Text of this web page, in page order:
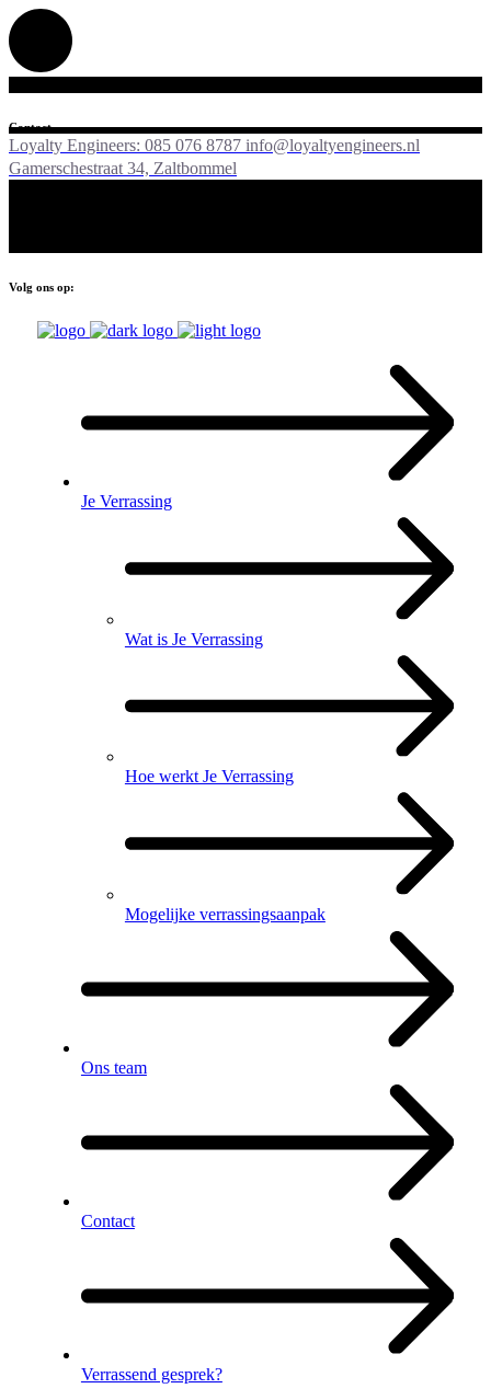
Contact
Loyalty Engineers: 085 076 8787 info@loyaltyengineers.nl
Gamerschestraat 34, Zaltbommel
Volg ons op:
Je Verrassing
Wat is Je Verrassing
Hoe werkt Je Verrassing
Mogelijke verrassingsaanpak
Ons team
Contact
Verrassend gesprek?